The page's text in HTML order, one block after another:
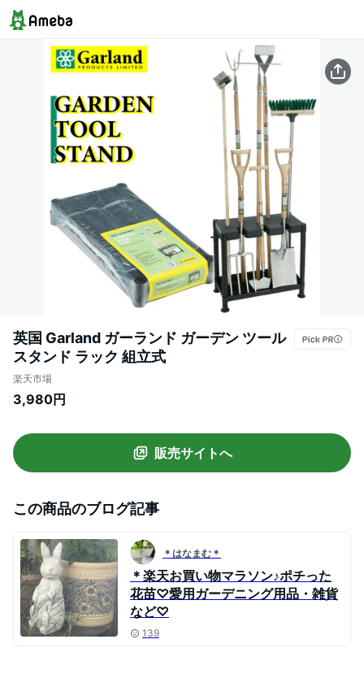
英国 Garland ガーランド ガーデン ツール
スタンド ラック 組立式
楽天市場
3,980円
販売サイトへ
この商品のブログ記事
＊はなまむ＊
＊楽天お買い物マラソン♪ポチった
花苗♡愛用ガーデニング用品・雑貨
など♡
139